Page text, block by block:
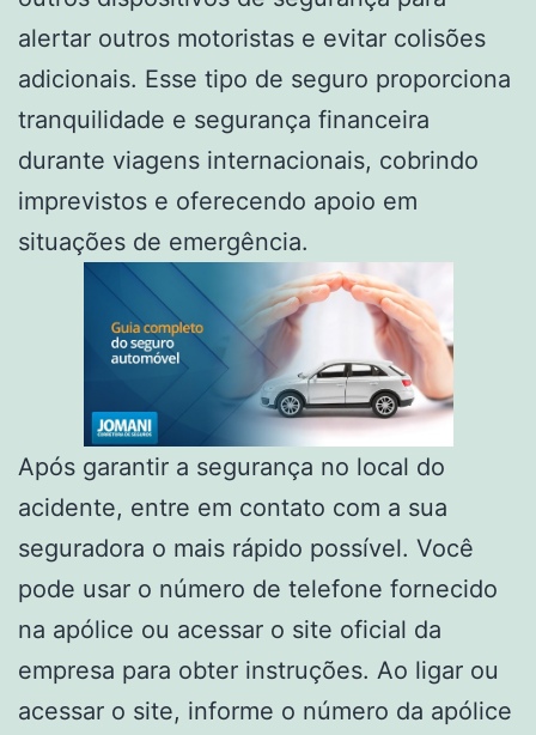
alertar outros motoristas e evitar colisões
adicionais. Esse tipo de seguro proporciona
tranquilidade e segurança financeira
durante viagens internacionais, cobrindo
imprevistos e oferecendo apoio em
situações de emergência.
Após garantir a segurança no local do
acidente, entre em contato com a sua
seguradora o mais rápido possível. Você
pode usar o número de telefone fornecido
na apólice ou acessar o site oficial da
empresa para obter instruções. Ao ligar ou
acessar o site, informe o número da apólice